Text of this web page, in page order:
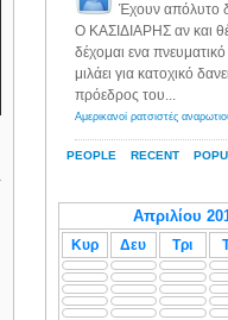
PEOPLE RECENT
Έχουν απόλυτο
Ο ΚΑΣΙΔΙΑΡΗΣ αν και
δέχομαι ενα
μιλάει για κατοχικό
πρόεδρος του...
Κυρ Δευ Τρι